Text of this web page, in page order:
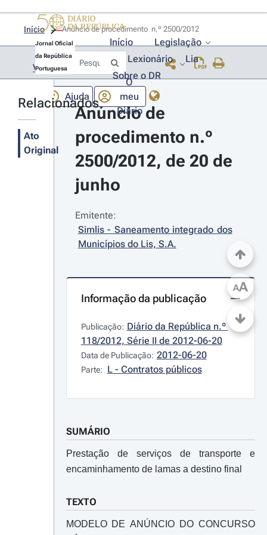
Jornal Oficial
da República
Portuguesa
Início
Legislação
Lexionário
Lia
Sobre o DR
Ajuda
O
meu
Diário
Início
Voltar
Relacionados
Ato
Original
Anúncio de
procedimento n.º
2500/2012, de 20 de
junho
Emitente:
Simlis - Saneamento integrado dos
Municípios do Lis, S.A.
Informação da publicação
Publicação: Diário da República n.º
118/2012, Série II de 2012-06-20
Data de Publicação: 2012-06-20
Parte: L - Contratos públicos
SUMÁRIO
Prestação de serviços de transporte e
encaminhamento de lamas a destino final
TEXTO
MODELO DE ANÚNCIO DO CONCURSO
AA